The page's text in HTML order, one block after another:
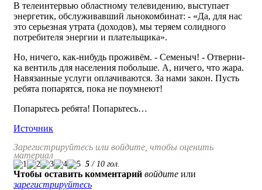
В телеинтервью областному телевидению, выступает
энергетик, обслуживавший льнокомбинат: - «Да, для нас
это серьезная утрата (доходов), мы теряем солидного
потребителя энергии и плательщика».
Но, ничего, как-нибудь проживём. - Семеныч! - Отверни-
ка вентиль для населения побольше. А, ничего, что жара.
Навязанные услуги оплачиваются. За нами закон. Пусть
ребята попарятся, пока не поумнеют!
Попарьтесь ребята! Попарьтесь…
Источник
Зарегистрируйтесь или войдите, чтобы оценить
материал
5 / 10 гол.
Чтобы оставить комментарий войдите или
зарегистрируйтесь